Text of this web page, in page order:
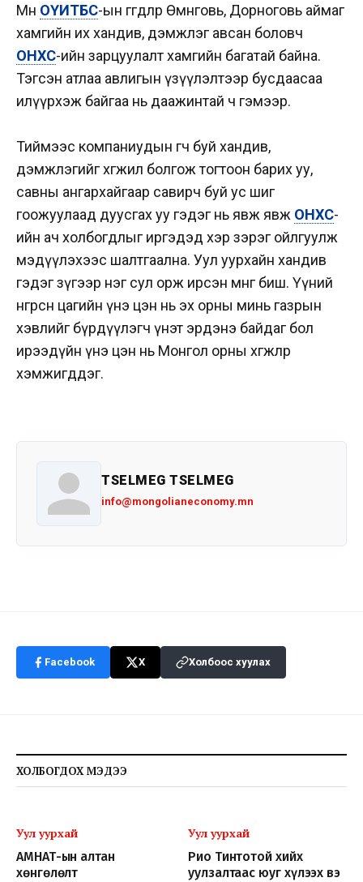
Мөн ОҮИТБС-ын өгөгдлөөр Өмнөговь, Дорноговь аймаг
хамгийн их хандив, дэмжлэг авсан боловч
ОНХС-ийн зарцуулалт хамгийн багатай байна.
Тэгсэн атлаа авлигын үзүүлэлтээр бусдаасаа
илүүрхэж байгаа нь даажинтай ч гэмээр.
Тиймээс компаниудын өгч буй хандив,
дэмжлэгийг хөгжил болгож тогтоон барих уу,
савны ангархайгаар савирч буй ус шиг
гоожуулаад дуусгах уу гэдэг нь явж явж ОНХС-
ийн ач холбогдлыг иргэдэд хэр зэрэг ойлгуулж
мэдүүлэхээс шалтгаална. Уул уурхайн хандив
гэдэг зүгээр нэг сул орж ирсэн мөнгө биш. Үүний
өнгөрсөн цагийн үнэ цэн нь эх орны минь газрын
хэвлийг бүрдүүлэгч үнэт эрдэнэ байдаг бол
ирээдүйн үнэ цэн нь Монгол орны хөгжлөөр
хэмжигддэг.
TSELMEG TSELMEG
info@mongolianeconomy.mn
Facebook X Холбоос хуулах
ХОЛБОГДОХ МЭДЭЭ
Уул уурхай
АМНАТ-ын алтан
хөнгөлөлт
Уул уурхай
Рио Тинтотой хийх
уулзалтаас юуг хүлээх вэ